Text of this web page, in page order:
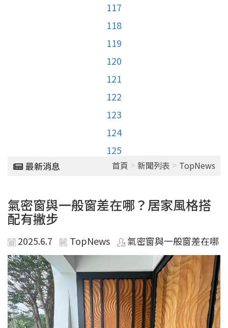
117
118
119
120
121
122
123
124
125
最新消息 首頁 > 新聞列表 > TopNews
氣密窗與一般窗差在哪？居家風格搭
配有撇步
2025.6.7 TopNews 氣密窗與一般窗差在哪